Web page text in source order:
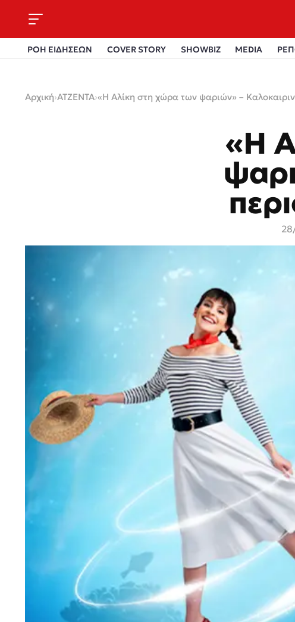
ΡΟΗ ΕΙΔΗΣΕΩΝ COVER STORY SHOWBIZ MEDIA
Αρχική›ΑΤΖΕΝΤΑ›«Η Αλίκη στη χώρα των ψαριών» –
«Η